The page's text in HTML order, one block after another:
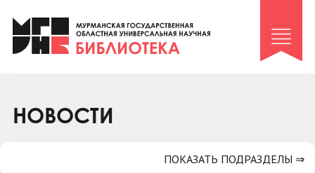
Клуб «Гиря и сельдерей»
Клуб «Семейный архив»
Коллегам
НОВОСТИ
ПОКАЗАТЬ ПОДРАЗДЕЛЫ ⇒